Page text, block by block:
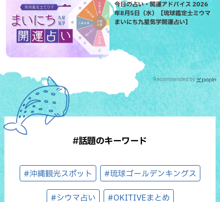
今日の占い・開運アドバイス 2026
年8月5日（水）【琉球鑑定士ミウマ
まいにち九星気学開運占い】
Recommended by
#話題のキーワード
#沖縄観光スポット #琉球ゴールデンキングス
#シウマ占い #OKITIVEまとめ